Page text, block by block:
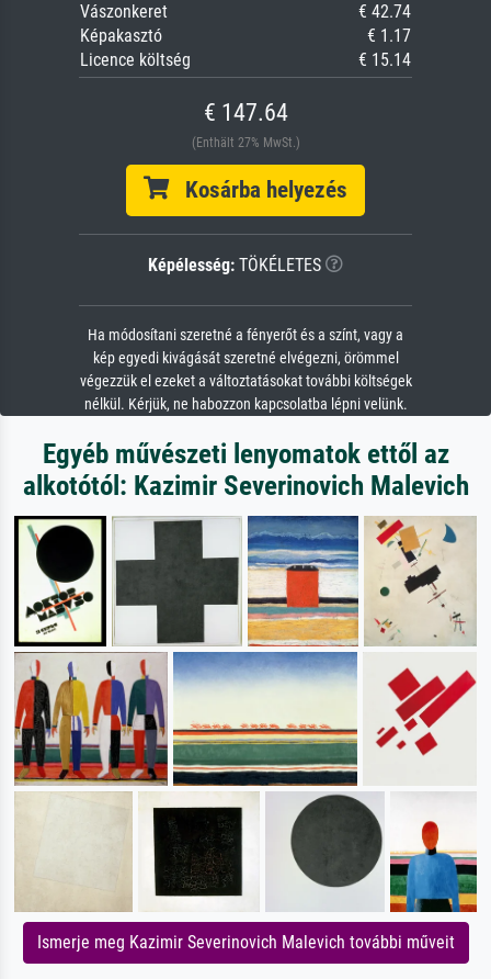
Vászonkeret
€ 42.74
Képakasztó
€ 1.17
Licence költség
€ 15.14
€ 147.64
(Enthält 27% MwSt.)
Kosárba helyezés
Képélesség: TÖKÉLETES
Ha módosítani szeretné a fényerőt és a színt, vagy a
kép egyedi kivágását szeretné elvégezni, örömmel
végezzük el ezeket a változtatásokat további költségek
nélkül. Kérjük, ne habozzon kapcsolatba lépni velünk.
Egyéb művészeti lenyomatok ettől az
alkotótól: Kazimir Severinovich Malevich
Ismerje meg Kazimir Severinovich Malevich további műveit